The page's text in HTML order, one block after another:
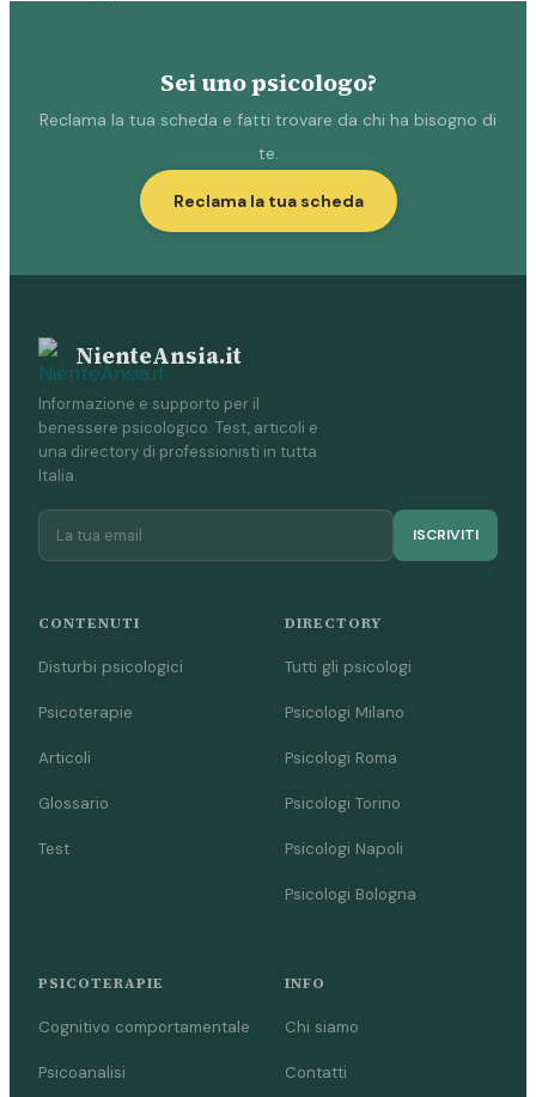
Sei uno psicologo?
Reclama la tua scheda e fatti trovare da chi ha bisogno di
te.
Reclama la tua scheda
NienteAnsia.it
Informazione e supporto per il
benessere psicologico. Test, articoli e
una directory di professionisti in tutta
Italia.
ISCRIVITI
CONTENUTI
Disturbi psicologici
Psicoterapie
Articoli
Glossario
Test
DIRECTORY
Tutti gli psicologi
Psicologi Milano
Psicologi Roma
Psicologi Torino
Psicologi Napoli
Psicologi Bologna
PSICOTERAPIE
Cognitivo comportamentale
Psicoanalisi
INFO
Chi siamo
Contatti